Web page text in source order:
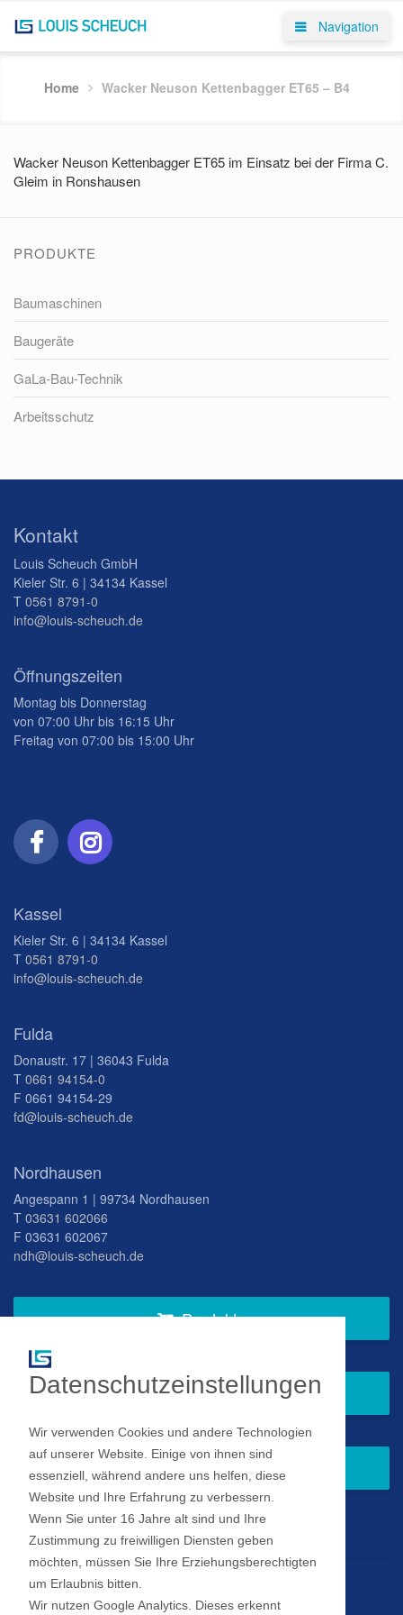
Navigation
Home Wacker Neuson Kettenbagger ET65 – B4
Wacker Neuson Kettenbagger ET65 im Einsatz bei der Firma C.
Gleim in Ronshausen
PRODUKTE
Baumaschinen
Baugeräte
GaLa-Bau-Technik
Arbeitsschutz
Kontakt
Louis Scheuch GmbH
Kieler Str. 6 | 34134 Kassel
T 0561 8791-0
info@louis-scheuch.de
Öffnungszeiten
Montag bis Donnerstag
von 07:00 Uhr bis 16:15 Uhr
Freitag von 07:00 bis 15:00 Uhr
Kassel
Kieler Str. 6 | 34134 Kassel
T 0561 8791-0
info@louis-scheuch.de
Fulda
Donaustr. 17 | 36043 Fulda
T 0661 94154-0
F 0661 94154-29
fd@louis-scheuch.de
Nordhausen
Angespann 1 | 99734 Nordhausen
T 03631 602066
F 03631 602067
ndh@louis-scheuch.de
Produkte
Fragen Sie gern bei uns an
Zum Newsletter anmelden
Impressum
Datenschutz
Datenschutzeinstellungen
Wir verwenden Cookies und andere Technologien
auf unserer Website. Einige von ihnen sind
essenziell, während andere uns helfen, diese
Website und Ihre Erfahrung zu verbessern.
Wenn Sie unter 16 Jahre alt sind und Ihre
Zustimmung zu freiwilligen Diensten geben
möchten, müssen Sie Ihre Erziehungsberechtigten
um Erlaubnis bitten.
Wir nutzen Google Analytics. Dieses erkennt